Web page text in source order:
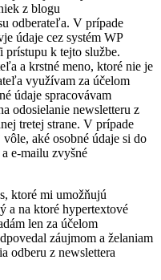
z blogu
odberateľa. V prípade
údaje cez systém WP
prístupu k tejto službe.
a krstné meno, ktoré nie je
využívam za účelom
údaje spracovávam
odosielanie newsletteru z
tretej strane. V prípade
aké osobné údaje si do
e-mailu zvyšné
ktoré mi umožňujú
a na ktoré hypertextové
len za účelom
záujmom a želaniam
odberu z newslettera